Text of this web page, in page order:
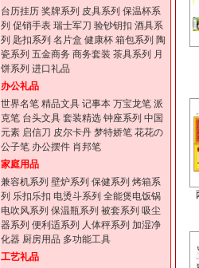
台历挂历 奖牌系列 皮具系列 保温杯系
列 促销手表 瑞士军刀 验钞钥扣 酒具系
列 匙扣系列 名片盒 健康杯 箱包系列 陶
瓷系列 五金商务 商务套装 茶具系列 月
饼系列 进口礼品
办公礼品
世界名笔 精品文具 记事本 万宝龙笔 派
克笔 台头文具 套装精选 钟座系列 中国
元素 启信刀 皮尔卡丹 梦特娇笔 花花の
公子笔 办公摆件 肖邦笔
家庭用品
兼容机系列 壁炉系列 保健系列 烤箱系
列 乐扣乐扣 电烫斗系列 全能煲电饭锅
电吹风系列 保温瓶系列 被套系列 吸尘
器系列 便利适系列 人体秤系列 加湿净
化器 厨房用品 多功能工具
工艺礼品